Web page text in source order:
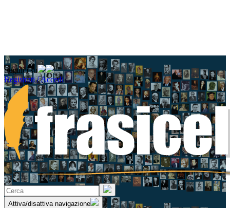
Seguici su
Registrati / Accedi
Attiva/disattiva navigazione